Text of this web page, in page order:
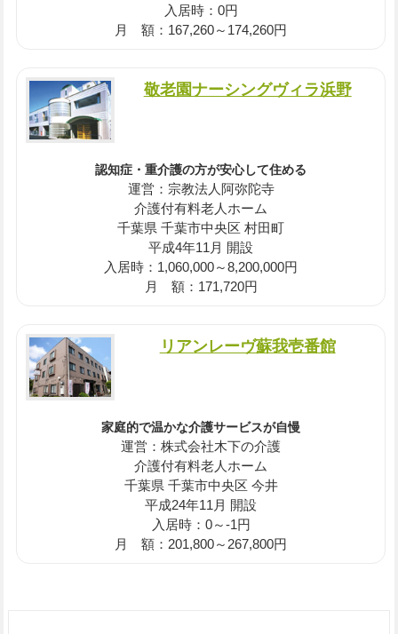
入居時：0円
月 額：167,260～174,260円
敬老園ナーシングヴィラ浜野
認知症・重介護の方が安心して住める
運営：宗教法人阿弥陀寺
介護付有料老人ホーム
千葉県 千葉市中央区 村田町
平成4年11月 開設
入居時：1,060,000～8,200,000円
月 額：171,720円
リアンレーヴ蘇我壱番館
家庭的で温かな介護サービスが自慢
運営：株式会社木下の介護
介護付有料老人ホーム
千葉県 千葉市中央区 今井
平成24年11月 開設
入居時：0～-1円
月 額：201,800～267,800円